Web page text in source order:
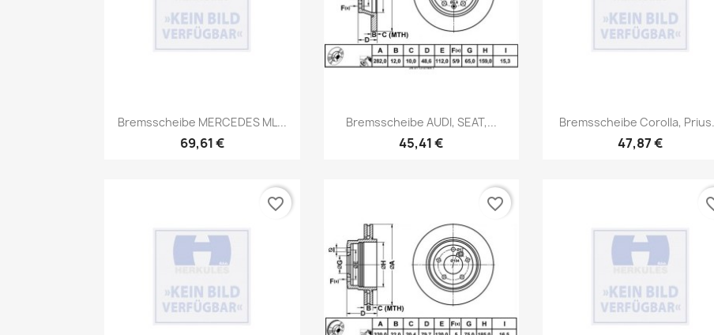
Vorschau
Bremsscheibe MERCEDES ML...
69,61 €
Vorschau
Bremsscheibe AUDI, SEAT,...
45,41 €
Vorschau
Bremsscheibe Corolla,
47,87 €
favorite_border favorite_border